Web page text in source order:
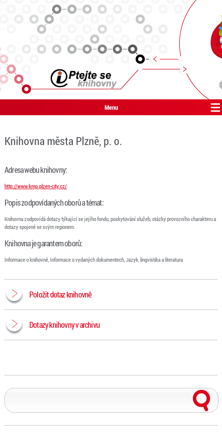
Menu
Knihovna města Plzně, p. o.
Adresa webu knihovny:
http://www.kmp.plzen-city.cz/
Popis zodpovídaných oborů a témat:
Knihovna zodpovídá dotazy týkající se jejího fondu, poskytování služeb, otázky provozního charakteru a
dotazy spojené se svým regionem.
Knihovna je garantem oborů:
Informace o knihovně, Informace o vydaných dokumentech, Jazyk, lingvistika a literatura
Položit dotaz knihovně
Dotazy knihovny v archivu